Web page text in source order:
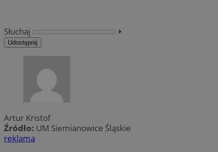
Słuchaj ⏵︎
Udostępnij
Artur Kristof
Źródło: UM Siemianowice Śląskie
reklama